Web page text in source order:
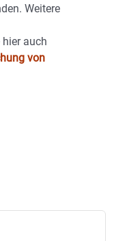
Weitere
hier auch
von